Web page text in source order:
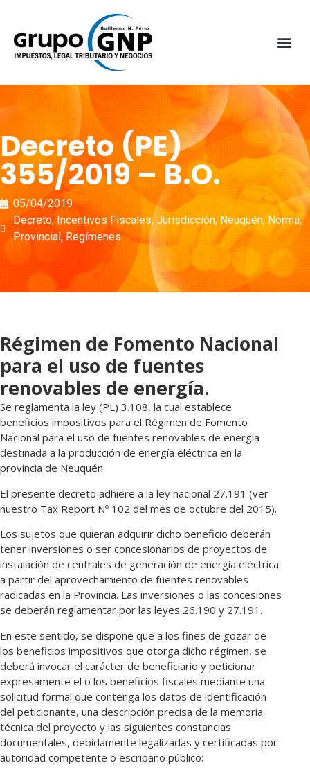
Decreto (PE)
355/2019 – B.O.
05/04/2019
Decreto, Incentivos Fiscales, Jurisdicción, Neuquén, Norma,
Provincial,Regímenes
Régimen de Fomento Nacional
para el uso de fuentes
renovables de energía.
Se reglamenta la ley (PL) 3.108, la cual establece
beneficios impositivos para el Régimen de Fomento
Nacional para el uso de fuentes renovables de energía
destinada a la producción de energía eléctrica en la
provincia de Neuquén.
El presente decreto adhiere a la ley nacional 27.191 (ver
nuestro Tax Report Nº 102 del mes de octubre del 2015).
Los sujetos que quieran adquirir dicho beneficio deberán
tener inversiones o ser concesionarios de proyectos de
instalación de centrales de generación de energía eléctrica
a partir del aprovechamiento de fuentes renovables
radicadas en la Provincia. Las inversiones o las concesiones
se deberán reglamentar por las leyes 26.190 y 27.191.
En este sentido, se dispone que a los fines de gozar de
los beneficios impositivos que otorga dicho régimen, se
deberá invocar el carácter de beneficiario y peticionar
expresamente el o los beneficios fiscales mediante una
solicitud formal que contenga los datos de identificación
del peticionante, una descripción precisa de la memoria
técnica del proyecto y las siguientes constancias
documentales, debidamente legalizadas y certificadas por
autoridad competente o escribano público: